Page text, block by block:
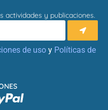
actividades y publicaciones.
de uso y Políticas de